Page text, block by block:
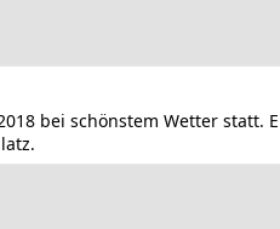
bei schönstem Wetter statt.